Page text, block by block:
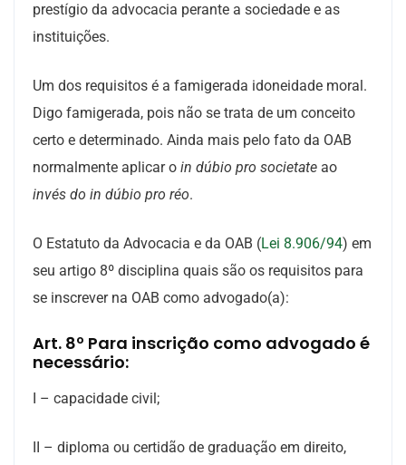
prestígio da advocacia perante a sociedade e as
instituições.
Um dos requisitos é a famigerada idoneidade moral.
Digo famigerada, pois não se trata de um conceito
certo e determinado. Ainda mais pelo fato da OAB
normalmente aplicar o in dúbio pro societate ao
invés do in dúbio pro réo.
O Estatuto da Advocacia e da OAB (Lei 8.906/94) em
seu artigo 8º disciplina quais são os requisitos para
se inscrever na OAB como advogado(a):
Art. 8º Para inscrição como advogado é
necessário:
I – capacidade civil;
II – diploma ou certidão de graduação em direito,